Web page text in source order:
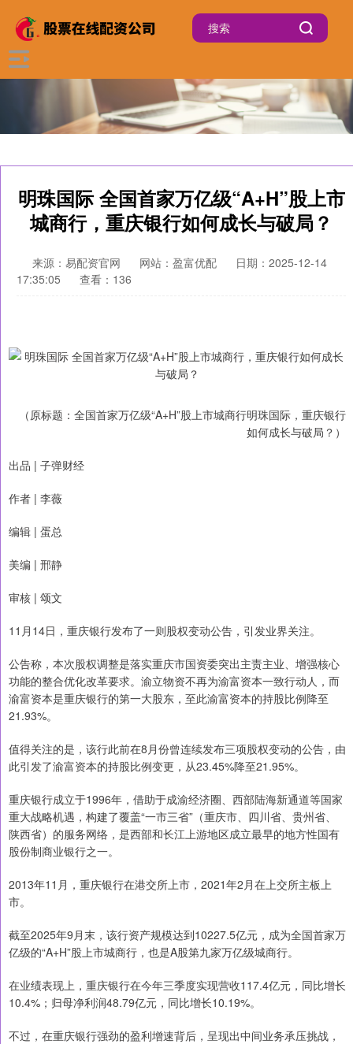
明珠国际 全国首家万亿级“A+H”股上市
城商行，重庆银行如何成长与破局？
来源：易配资官网 网站：盈富优配
日期：2025-12-14
17:35:05
查看：136
（原标题：全国首家万亿级“A+H”股上市城商行明珠国际，重庆银行
如何成长与破局？）
出品 | 子弹财经
作者 | 李薇
编辑 | 蛋总
美编 | 邢静
审核 | 颂文
11月14日，重庆银行发布了一则股权变动公告，引发业界关注。
公告称，本次股权调整是落实重庆市国资委突出主责主业、增强核心
功能的整合优化改革要求。渝立物资不再为渝富资本一致行动人，而
渝富资本是重庆银行的第一大股东，至此渝富资本的持股比例降至
21.93%。
值得关注的是，该行此前在8月份曾连续发布三项股权变动的公告，由
此引发了渝富资本的持股比例变更，从23.45%降至21.95%。
重庆银行成立于1996年，借助于成渝经济圈、西部陆海新通道等国家
重大战略机遇，构建了覆盖“一市三省”（重庆市、四川省、贵州省、
陕西省）的服务网络，是西部和长江上游地区成立最早的地方性国有
股份制商业银行之一。
2013年11月，重庆银行在港交所上市，2021年2月在上交所主板上
市。
截至2025年9月末，该行资产规模达到10227.5亿元，成为全国首家万
亿级的“A+H”股上市城商行，也是A股第九家万亿级城商行。
在业绩表现上，重庆银行在今年三季度实现营收117.4亿元，同比增长
10.4%；归母净利润48.79亿元，同比增长10.19%。
不过，在重庆银行强劲的盈利增速背后，呈现出中间业务承压挑战，